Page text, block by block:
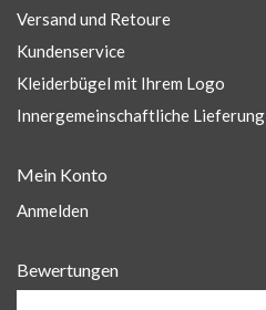
Versand und Retoure
Kundenservice
Kleiderbügel mit Ihrem Logo
Innergemeinschaftliche Lieferung
Mein Konto
Anmelden
Bewertungen